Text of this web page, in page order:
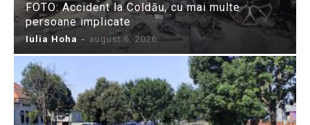
FOTO: Accident la Coldău, cu mai multe
persoane implicate
Iulia Hoha - august 6, 2026